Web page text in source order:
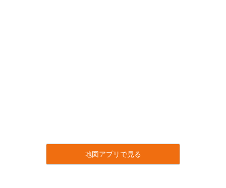
地図アプリで見る